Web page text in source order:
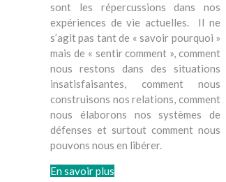
sont les répercussions dans nos
expériences de vie actuelles. Il ne
s’agit pas tant de « savoir pourquoi »
mais de « sentir comment », comment
nous restons dans des situations
insatisfaisantes, comment nous
construisons nos relations, comment
nous élaborons nos systèmes de
défenses et surtout comment nous
pouvons nous en libérer.
En savoir plus